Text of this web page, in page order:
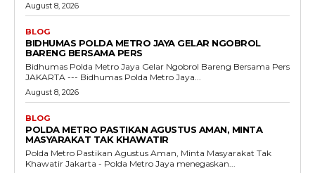
August 8, 2026
BLOG
BIDHUMAS POLDA METRO JAYA GELAR NGOBROL
BARENG BERSAMA PERS
Bidhumas Polda Metro Jaya Gelar Ngobrol Bareng Bersama Pers
JAKARTA --- Bidhumas Polda Metro Jaya...
August 8, 2026
BLOG
POLDA METRO PASTIKAN AGUSTUS AMAN, MINTA
MASYARAKAT TAK KHAWATIR
Polda Metro Pastikan Agustus Aman, Minta Masyarakat Tak
Khawatir Jakarta - Polda Metro Jaya menegaskan...